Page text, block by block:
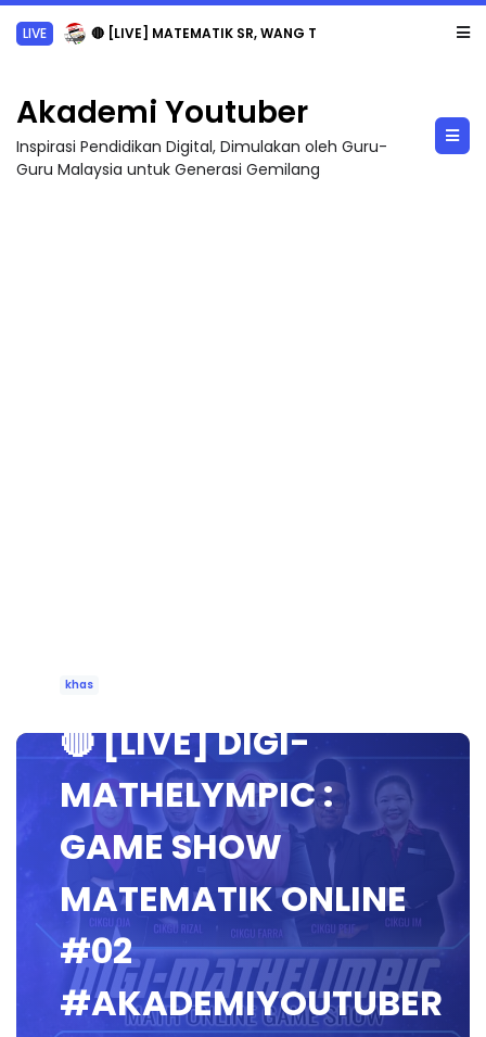
LIVE 🔴 [LIVE] MATEMATIK SR, WANG TAHUN 6 OLEH CIKGU ANITA #ALLINONE #141 #...
Akademi Youtuber
Inspirasi Pendidikan Digital, Dimulakan oleh Guru-
Guru Malaysia untuk Generasi Gemilang
khas
🔴 [LIVE] DIGI-
MATHELYMPIC :
GAME SHOW
MATEMATIK ONLINE
#02
#AKADEMIYOUTUBER